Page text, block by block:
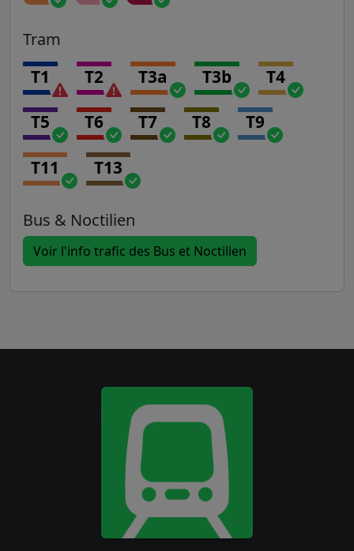
Tram
T1 T2 T3a T3b T4
T5 T6 T7 T8 T9
T11 T13
Bus & Noctilien
Voir l'info trafic des Bus et Noctilien